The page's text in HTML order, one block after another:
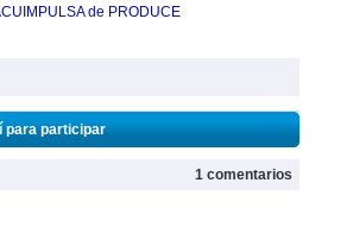
de PRODUCE
para participar
1 comentarios